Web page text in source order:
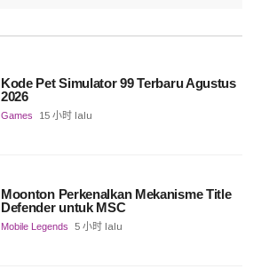
Kode Pet Simulator 99 Terbaru Agustus
2026
Games 15 小时 lalu
Moonton Perkenalkan Mekanisme Title
Defender untuk MSC
Mobile Legends 5 小时 lalu